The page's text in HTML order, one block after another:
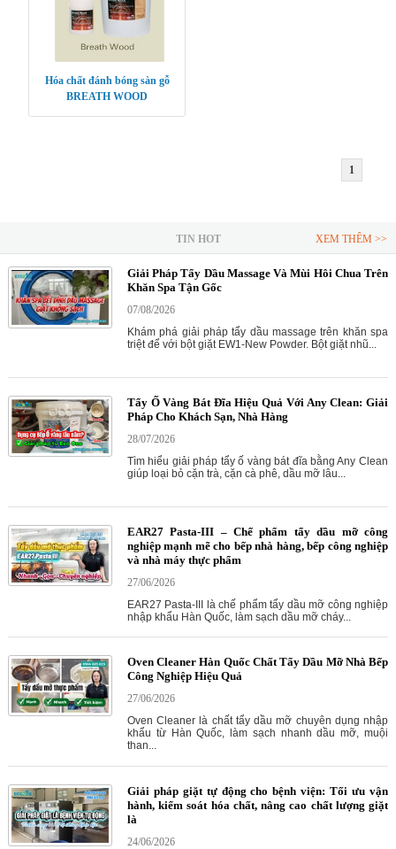
Hóa chất đánh bóng sàn gỗ
BREATH WOOD
1
TIN HOT XEM THÊM >>
Giải Pháp Tẩy Dầu Massage Và Mùi Hôi Chua Trên
Khăn Spa Tận Gốc
07/08/2026
Khám phá giải pháp tẩy dầu massage trên khăn spa
triệt để với bột giặt EW1-New Powder. Bột giặt nhũ...
Tẩy Ố Vàng Bát Đĩa Hiệu Quả Với Any Clean: Giải
Pháp Cho Khách Sạn, Nhà Hàng
28/07/2026
Tìm hiểu giải pháp tẩy ố vàng bát đĩa bằng Any Clean
giúp loại bỏ cặn trà, cặn cà phê, dầu mỡ lâu...
EAR27 Pasta-III – Chế phẩm tẩy dầu mỡ công
nghiệp mạnh mẽ cho bếp nhà hàng, bếp công nghiệp
và nhà máy thực phẩm
27/06/2026
EAR27 Pasta-III là chế phẩm tẩy dầu mỡ công nghiệp
nhập khẩu Hàn Quốc, làm sạch dầu mỡ cháy...
Oven Cleaner Hàn Quốc Chất Tẩy Dầu Mỡ Nhà Bếp
Công Nghiệp Hiệu Quả
27/06/2026
Oven Cleaner là chất tẩy dầu mỡ chuyên dụng nhập
khẩu từ Hàn Quốc, làm sạch nhanh dầu mỡ, muội
than...
Giải pháp giặt tự động cho bệnh viện: Tối ưu vận
hành, kiểm soát hóa chất, nâng cao chất lượng giặt
là
24/06/2026